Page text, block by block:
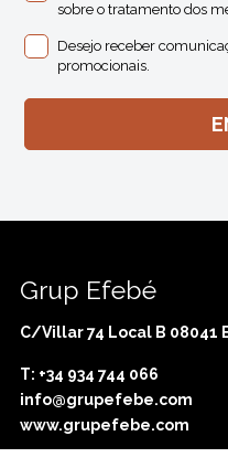
sobre o tratamento dos
Desejo receber
promocionais.
Grup Efebé
C/Villar 74 Local B 08041
T: +34 934 744 066
info@grupefebe.com
www.grupefebe.com